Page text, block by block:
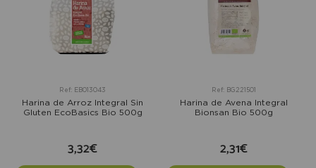
Ref: EB013043
Harina de Arroz Integral Sin
Gluten EcoBasics Bio 500g
3,32€
Ref: BG221501
Harina de Avena Integral
Bionsan Bio 500g
2,31€